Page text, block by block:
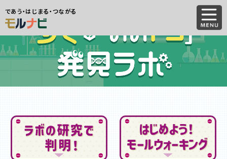
であう・はじまる・つながる